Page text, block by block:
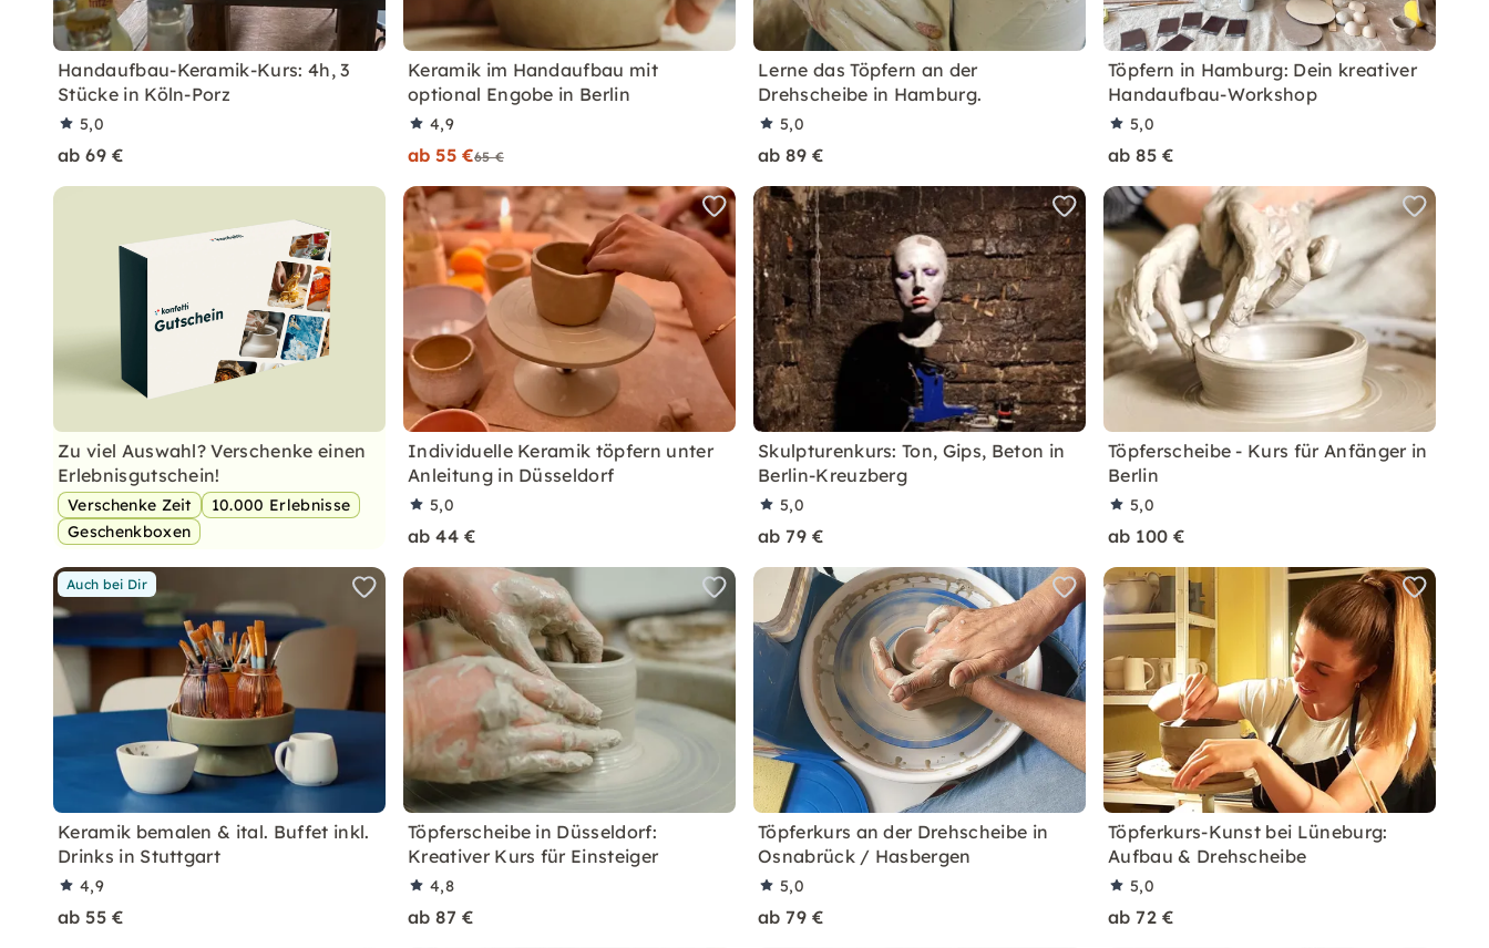
Handaufbau-Keramik-Kurs: 4h, 3
Stücke in Köln-Porz
5,0
ab 69 €
Keramik im Handaufbau mit
optional Engobe in Berlin
4,9
ab 55 €65 €
Lerne das Töpfern an der
Drehscheibe in Hamburg.
5,0
ab 89 €
Töpfern in Hamburg: Dein kreativer
Handaufbau-Workshop
5,0
ab 85 €
Zu viel Auswahl? Verschenke einen
Erlebnisgutschein!
Verschenke Zeit
10.000 Erlebnisse
Geschenkboxen
Individuelle Keramik töpfern unter
Anleitung in Düsseldorf
5,0
ab 44 €
Skulpturenkurs: Ton, Gips, Beton in
Berlin-Kreuzberg
5,0
ab 79 €
Töpferscheibe - Kurs für Anfänger in
Berlin
5,0
ab 100 €
Auch bei Dir
Keramik bemalen & ital. Buffet inkl.
Drinks in Stuttgart
4,9
ab 55 €
Töpferscheibe in Düsseldorf:
Kreativer Kurs für Einsteiger
4,8
ab 87 €
Töpferkurs an der Drehscheibe in
Osnabrück / Hasbergen
5,0
ab 79 €
Töpferkurs-Kunst bei Lüneburg:
Aufbau & Drehscheibe
5,0
ab 72 €